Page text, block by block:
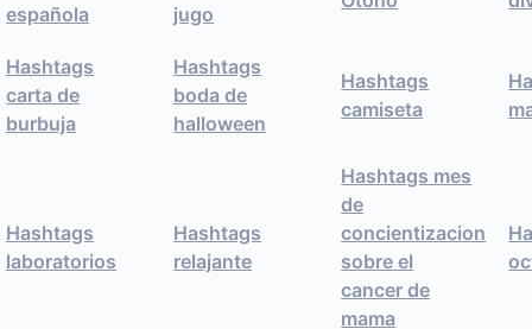
española
jugo
Hashtags
carta de
burbuja
Hashtags
boda de
halloween
Hashtags
camiseta
Hashtags
laboratorios
Hashtags
relajante
Hashtags mes
de
concientizacion
sobre el
cancer de
mama